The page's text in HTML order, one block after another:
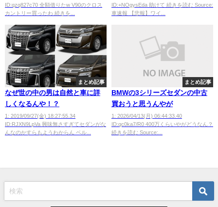
ID:qzq827c70 全額借りたw V90のクロス
カントリー買ったわ 続きを...
ID:+NOgysEda 助けて 続きを読む Source:
車速報 【悲報】ワイ...
まとめ記事
なぜ世の中の男は自然と車に詳
しくなるんや！？
1: 2019/09/27(金) 18:27:55.34
ID:RJXN9LpVa 興味無さすぎてセダンがな
んなのかすらもようわからん ベル...
まとめ記事
BMWの3シリーズセダンの中古
買おうと思うんやが
1: 2026/04/13(月) 06:44:33.40
ID:qc0ka7/R0 400万くらいやがどうなん？
続きを読む Source:...